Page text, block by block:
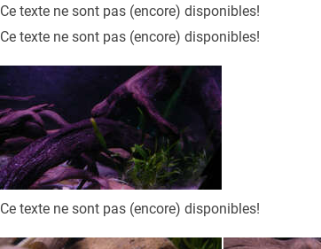
Ce texte ne sont pas (encore) disponibles!
Ce texte ne sont pas (encore) disponibles!
Ce texte ne sont pas (encore) disponibles!